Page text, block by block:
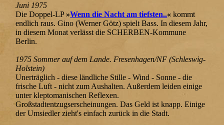
Juni 1975
Die Doppel-LP»Wenn die Nacht am tiefsten..« kommt
endlich raus. Gino (Werner Götz) spielt Bass. In diesem Jahr,
in diesem Monat verlässt die SCHERBEN-Kommune
Berlin.
1975 Sommer auf dem Lande. Fresenhagen/NF (Schleswig-
Holstein)
Unerträglich - diese ländliche Stille - Wind - Sonne - die
frische Luft - nicht zum Aushalten. Außerdem leiden einige
unter kleptomanischen Reflexen.
Großstadtentzugserscheinungen. Das Geld ist knapp. Einige
der Umsiedler zieht's einfach zurück in die Stadt.